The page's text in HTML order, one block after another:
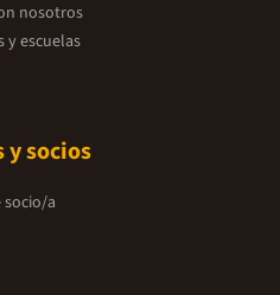
nosotros
y escuelas
y socios
socio/a